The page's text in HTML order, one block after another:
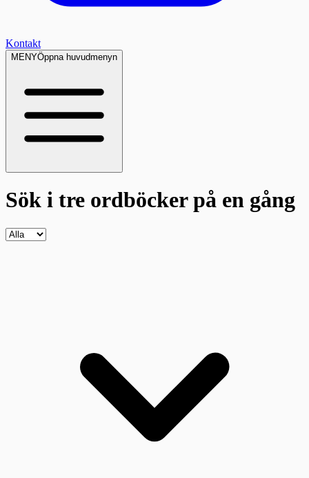
Kontakt
MENYÖppna huvudmenyn
Sök i tre ordböckerpå en gång